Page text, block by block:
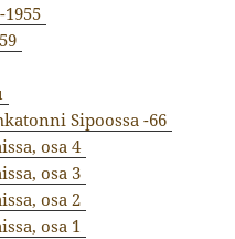
Sipoossa -66
osa 4
osa 3
osa 2
osa 1